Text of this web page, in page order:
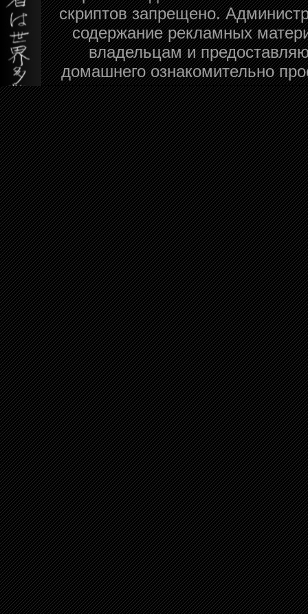
скриптов запрещено.
содержание рекламных
владельцам и
домашнего ознакомительно